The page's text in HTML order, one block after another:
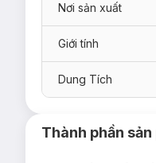
Magic
Nơi sản xuất
Giới tính
Dung Tích
Thành phần sản